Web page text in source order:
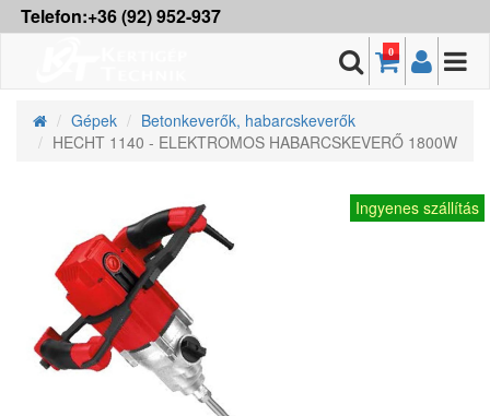
Telefon:+36 (92) 952-937
0
Gépek
Betonkeverők, habarcskeverők
HECHT 1140 - ELEKTROMOS HABARCSKEVERŐ 1800W
Ingyenes szállítás